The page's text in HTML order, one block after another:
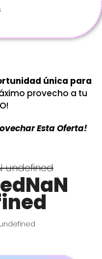
única para
provecho a tu
Esta Oferta!
undefined